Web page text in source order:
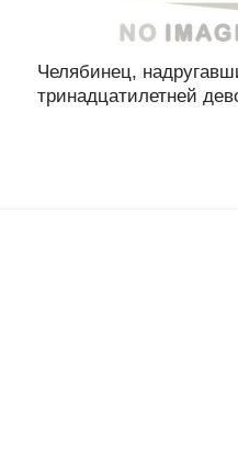
Челябинец,
тринадцатилетней